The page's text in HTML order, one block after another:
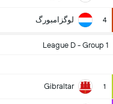
4 لوگزامبورگ
League D - Group 1
1
Gibraltar